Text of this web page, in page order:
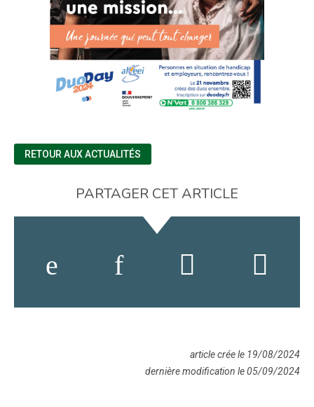
RETOUR AUX ACTUALITÉS
PARTAGER CET ARTICLE
article crée le 19/08/2024
dernière modification le 05/09/2024